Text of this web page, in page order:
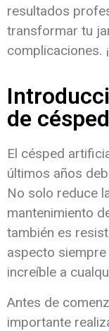
resultados
transformar tu
complicaciones.
de
El césped
últimos años
No solo reduce
mantenimiento
también es
aspecto
increíble a
Antes de
importante